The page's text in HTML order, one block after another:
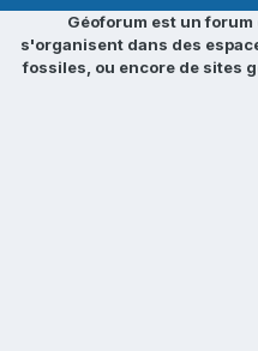
Géoforum est un
s'organisent dans des
fossiles, ou encore de sites